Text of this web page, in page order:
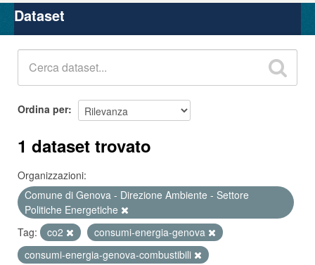
Organizzazioni
Gruppi
Dataset
Ordina per
1 dataset trovato
Organizzazioni:
Comune di Genova - Direzione Ambiente - Settore
Politiche Energetiche
Tag:
co2
consumi-energia-genova
consumi-energia-genova-combustibili